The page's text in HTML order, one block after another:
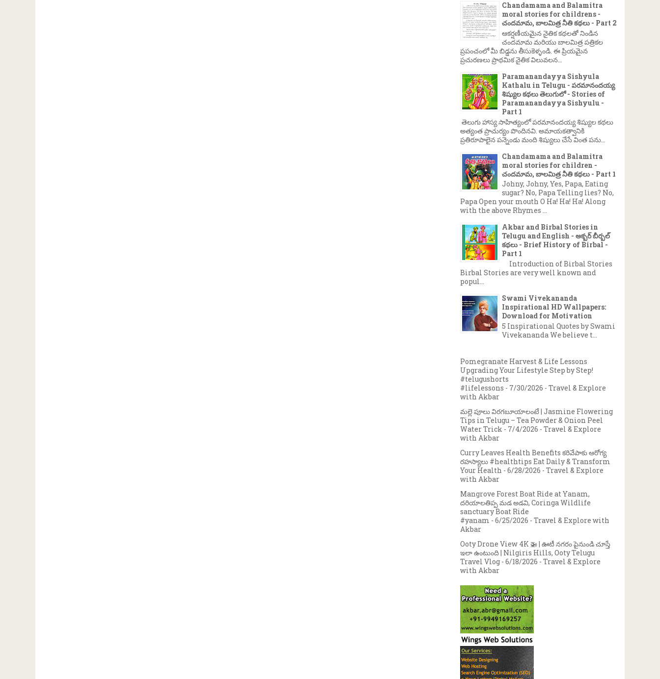
Chandamama and Balamitra
moral stories for childrens -
చందమామ, బాలమిత్ర నీతి కథలు - Part 2
ఆకర్షణీయమైన నైతిక కథలతో నిండిన
చందమామ మరియు బాలమిత్ర పత్రికల
ప్రపంచంలో మీ బిడ్డను తీసుకెళ్ళండి. ఈ ప్రియమైన
ప్రచురణలు ప్రాథమిక నైతిక విలువలన...
Paramanandayya Sishyula
Kathalu in Telugu - పరమానందయ్య
శిష్యుల కథలు తెలుగులో - Stories of
Paramanandayya Sishyulu -
Part 1
తెలుగు హాస్య సాహిత్యంలో పరమానందయ్య శిష్యుల కథలు
అత్యంత ప్రాచుర్యం పొందినవి. అమాయకత్వానికి
ప్రతిరూపాలైన పన్నెండు మంది శిష్యులు చేసే వింత పను...
Chandamama and Balamitra
moral stories for children -
చందమామ, బాలమిత్ర నీతి కథలు - Part 1
Johny, Johny, Yes, Papa, Eating
sugar? No, Papa Telling lies? No,
Papa Open your mouth O Ha! Ha! Ha! Along
with the above Rhymes ...
Akbar and Birbal Stories in
Telugu and English - అక్బర్ బీర్బల్
కథలు - Brief History of Birbal -
Part 1
Introduction of Birbal Stories
Birbal Stories are very well known and
popul...
Swami Vivekananda
Inspirational HD Wallpapers:
Download for Motivation
5 Inspirational Quotes by Swami
Vivekananda We believe t...
Pomegranate Harvest & Life Lessons
Upgrading Your Lifestyle Step by Step!
#telugushorts
#lifelessons - 7/30/2026 - Travel & Explore
with Akbar
మల్లె పూలు విరగబూయాలంటే | Jasmine Flowering
Tips in Telugu – Tea Powder & Onion Peel
Water Trick - 7/4/2026 - Travel & Explore
with Akbar
Curry Leaves Health Benefits కరివేపాకు ఆరోగ్య
రహస్యాలు #healthtips Eat Daily & Transform
Your Health - 6/28/2026 - Travel & Explore
with Akbar
Mangrove Forest Boat Ride at Yanam,
దరియాలతిప్ప మడ అడవి, Coringa Wildlife
sanctuary Boat Ride
#yanam - 6/25/2026 - Travel & Explore with
Akbar
Ooty Drone View 4K 🚁 | ఊటీ నగరం పైనుండి చూస్తే
ఇలా ఉంటుంది | Nilgiris Hills, Ooty Telugu
Travel Vlog - 6/18/2026 - Travel & Explore
with Akbar